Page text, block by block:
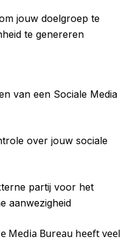
jouw doelgroep te
te genereren
van een Sociale Media
over jouw sociale
partij voor het
aanwezigheid
Media Bureau heeft veel